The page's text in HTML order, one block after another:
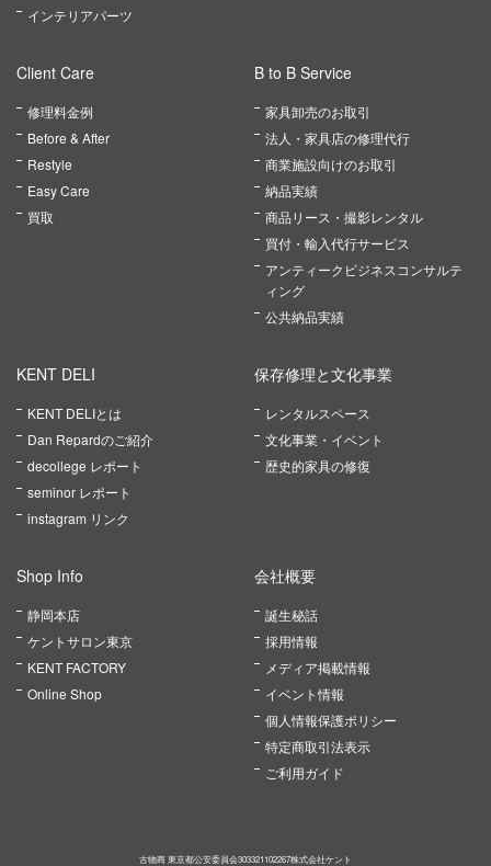
インテリアパーツ
Client Care
修理料金例
Before & After
Restyle
Easy Care
買取
B to B Service
家具卸売のお取引
法人・家具店の修理代行
商業施設向けのお取引
納品実績
商品リース・撮影レンタル
買付・輸入代行サービス
アンティークビジネスコンサルテ
ィング
公共納品実績
KENT DELI
KENT DELIとは
Dan Repardのご紹介
decollege レポート
seminor レポート
instagram リンク
保存修理と文化事業
レンタルスペース
文化事業・イベント
歴史的家具の修復
Shop Info
静岡本店
ケントサロン東京
KENT FACTORY
Online Shop
会社概要
誕生秘話
採用情報
メディア掲載情報
イベント情報
個人情報保護ポリシー
特定商取引法表示
ご利用ガイド
古物商 東京都公安委員会303321102267株式会社ケント